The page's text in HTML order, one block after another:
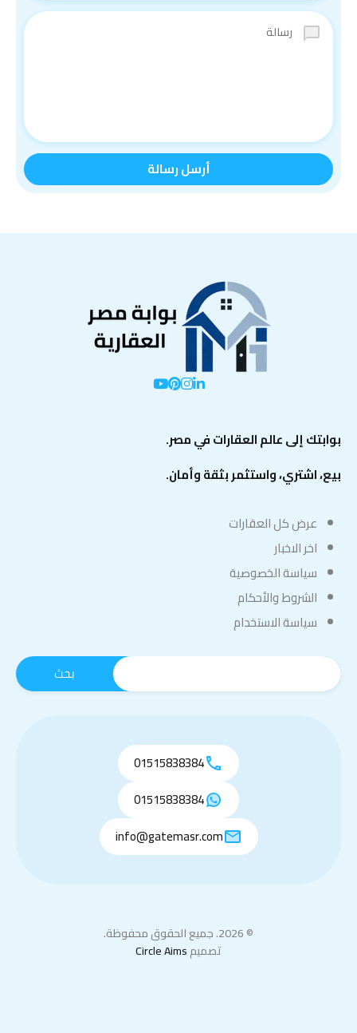
بوابتك إلى عالم العقارات في مصر.
بيع، اشتري، واستثمر بثقة وأمان.
عرض كل العقارات
اخر الاخبار
سياسة الخصوصية
الشروط والأحكام
سياسة الاستخدام
01515838384
01515838384
info@gatemasr.com
© 2026. جميع الحقوق محفوظة.
تصميمCircle Aims